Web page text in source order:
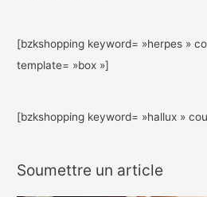
[bzkshopping keyword= »herpes »
template= »box »]
[bzkshopping keyword= »hallux »
Soumettre un article